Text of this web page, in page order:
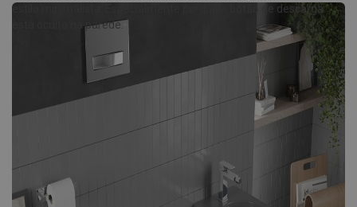
estilo minimalista. Especialmente porque o botão de descarga
está oculto na parede.